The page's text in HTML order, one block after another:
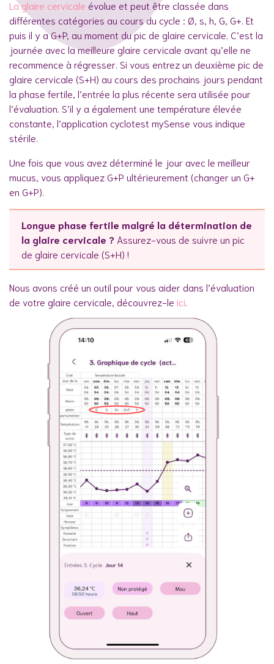
La glaire cervicale évolue et peut être classée dans
différentes catégories au cours du cycle : Ø, s, h, G, G+. Et
puis il y a G+P, au moment du pic de glaire cervicale. C’est la
journée avec la meilleure glaire cervicale avant qu’elle ne
recommence à régresser. Si vous entrez un deuxième pic de
glaire cervicale (S+H) au cours des prochains jours pendant
la phase fertile, l’entrée la plus récente sera utilisée pour
l’évaluation. S’il y a également une température élevée
constante, l’application cyclotest mySense vous indique
stérile.
Une fois que vous avez déterminé le jour avec le meilleur
mucus, vous appliquez G+P ultérieurement (changer un G+
en G+P).
Longue phase fertile malgré la détermination de
la glaire cervicale ? Assurez-vous de suivre un pic
de glaire cervicale (S+H) !
Nous avons créé un outil pour vous aider dans l’évaluation
de votre glaire cervicale, découvrez-le ici